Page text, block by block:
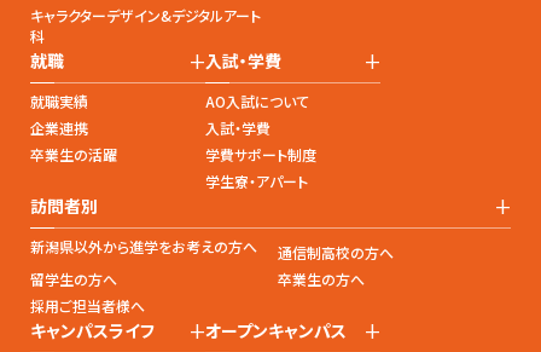
キャラクターデザイン&デジタルアート
科
就職 +
就職実績
企業連携
卒業生の活躍
入試・学費 +
AO入試について
入試・学費
学費サポート制度
学生寮・アパート
訪問者別 +
新潟県以外から進学をお考えの方へ
通信制高校の方へ
留学生の方へ
卒業生の方へ
採用ご担当者様へ
キャンパスライフ +オープンキャンパス +